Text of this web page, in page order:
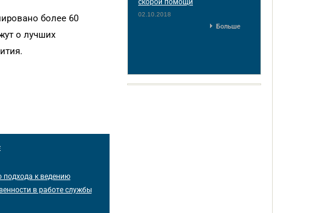
более 60
о лучших
подхода к ведению
в работе службы
скорой помощи
02.10.2018
Больше